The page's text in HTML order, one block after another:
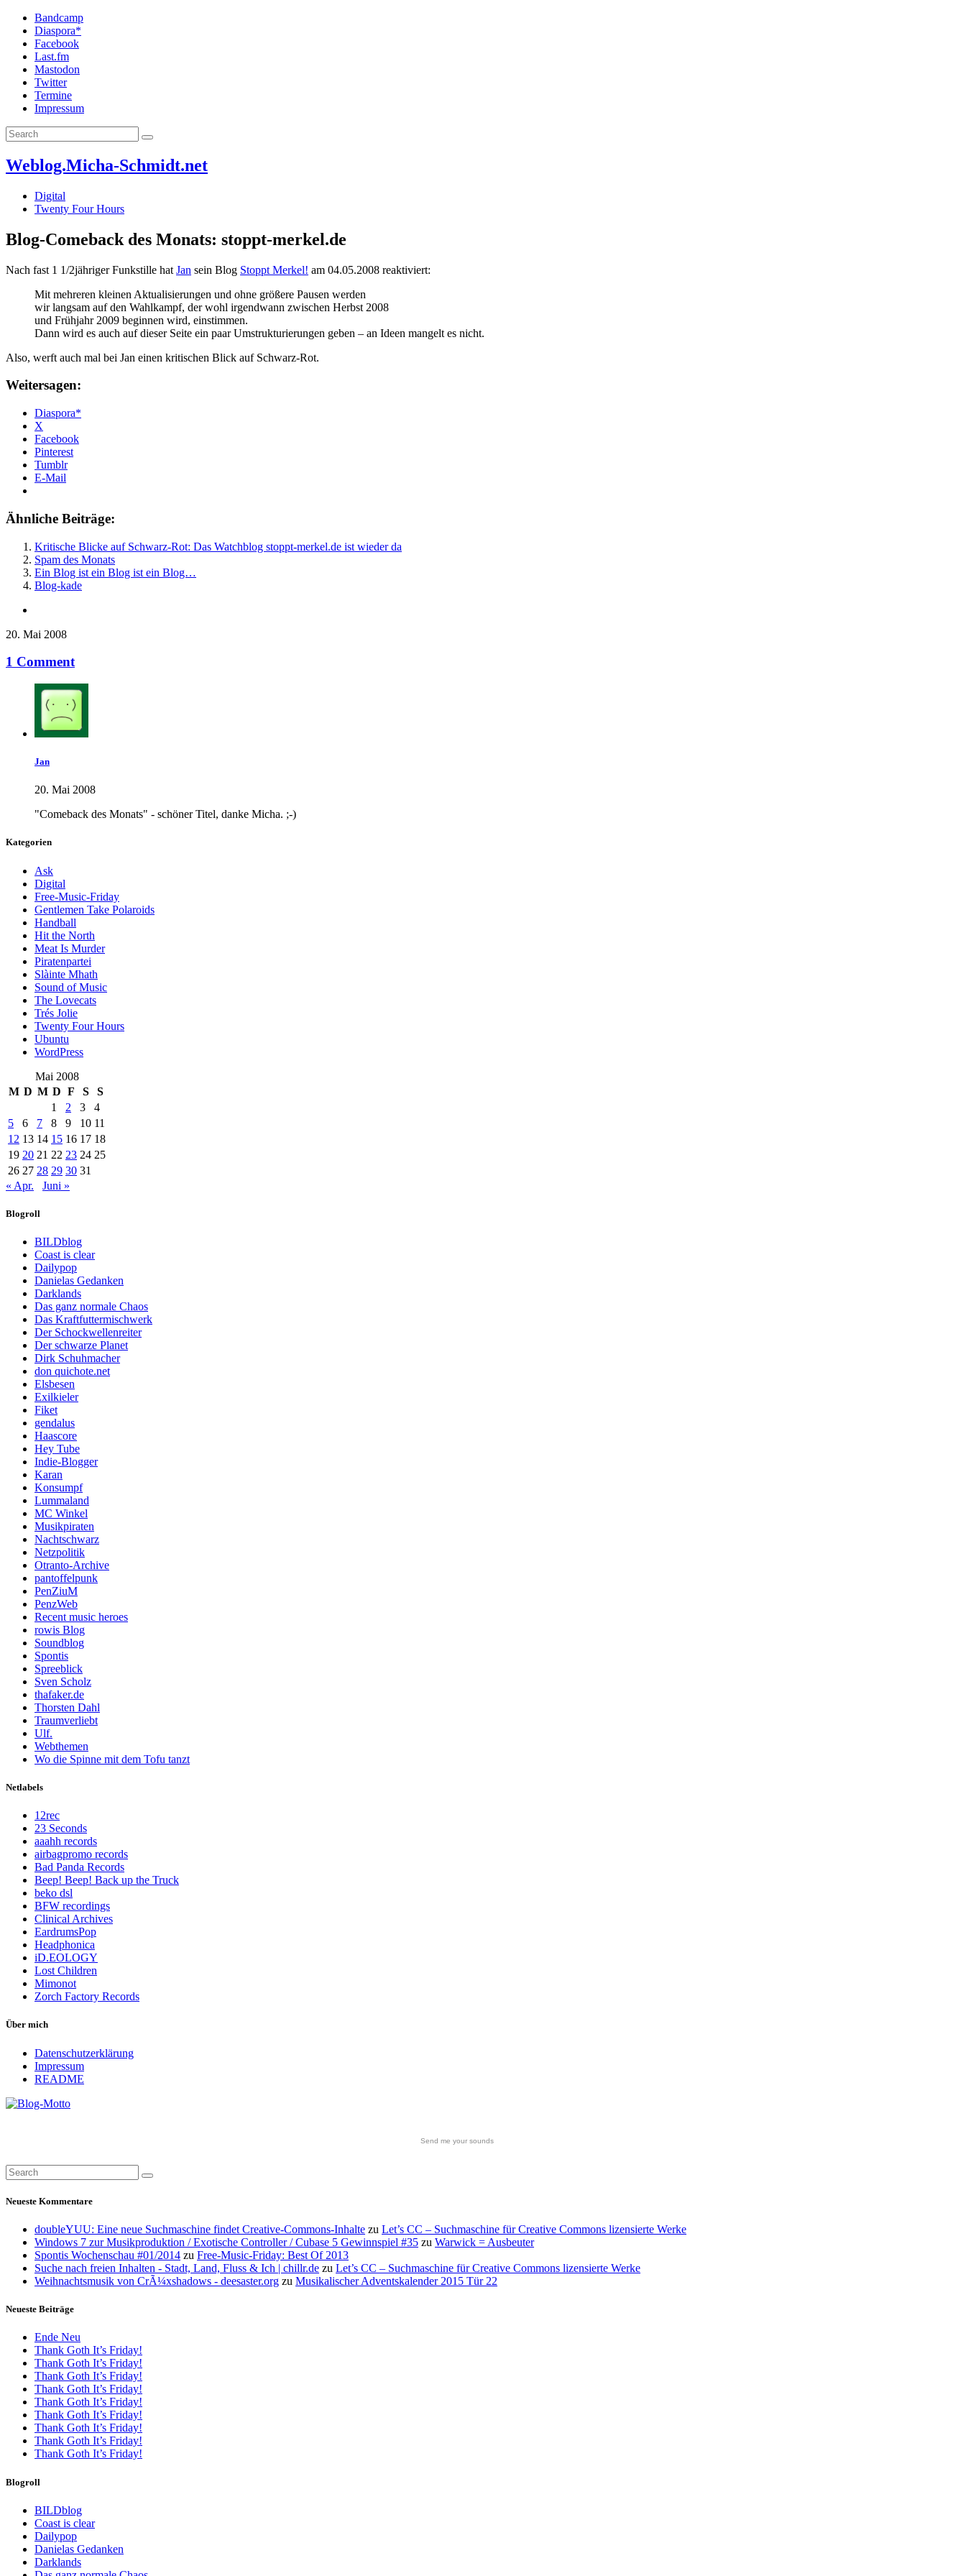
Bandcamp
Diaspora*
Facebook
Last.fm
Mastodon
Twitter
Termine
Impressum
Weblog.Micha-Schmidt.net
Digital
Twenty Four Hours
Blog-Comeback des Monats: stoppt-merkel.de
Nach fast 1 1/2jähriger Funkstille hat Jan sein Blog Stoppt Merkel! am 04.05.2008 reaktiviert:
Mit mehreren kleinen Aktualisierungen und ohne größere Pausen werden
wir langsam auf den Wahlkampf, der wohl irgendwann zwischen Herbst 2008
und Frühjahr 2009 beginnen wird, einstimmen.
Dann wird es auch auf dieser Seite ein paar Umstrukturierungen geben – an Ideen mangelt es nicht.
Also, werft auch mal bei Jan einen kritischen Blick auf Schwarz-Rot.
Weitersagen:
Diaspora*
X
Facebook
Pinterest
Tumblr
E-Mail
Ähnliche Beiträge:
Kritische Blicke auf Schwarz-Rot: Das Watchblog stoppt-merkel.de ist wieder da
Spam des Monats
Ein Blog ist ein Blog ist ein Blog…
Blog-kade
20. Mai 2008
1 Comment
Jan
20. Mai 2008
"Comeback des Monats" - schöner Titel, danke Micha. ;-)
Kategorien
Ask
Digital
Free-Music-Friday
Gentlemen Take Polaroids
Handball
Hit the North
Meat Is Murder
Piratenpartei
Slàinte Mhath
Sound of Music
The Lovecats
Trés Jolie
Twenty Four Hours
Ubuntu
WordPress
Mai 2008
M D M D F S
S
1
2 3
4
5
6 7 8 9 10 11
12 13 14 15 16 17 18
19 20 21 22 23 24 25
26 27 28 29 30 31
« Apr.
Juni »
Blogroll
BILDblog
Coast is clear
Dailypop
Danielas Gedanken
Darklands
Das ganz normale Chaos
Das Kraftfuttermischwerk
Der Schockwellenreiter
Der schwarze Planet
Dirk Schuhmacher
don quichote.net
Elsbesen
Exilkieler
Fiket
gendalus
Haascore
Hey Tube
Indie-Blogger
Karan
Konsumpf
Lummaland
MC Winkel
Musikpiraten
Nachtschwarz
Netzpolitik
Otranto-Archive
pantoffelpunk
PenZiuM
PenzWeb
Recent music heroes
rowis Blog
Soundblog
Spontis
Spreeblick
Sven Scholz
thafaker.de
Thorsten Dahl
Traumverliebt
Ulf.
Webthemen
Wo die Spinne mit dem Tofu tanzt
Netlabels
12rec
23 Seconds
aaahh records
airbagpromo records
Bad Panda Records
Beep! Beep! Back up the Truck
beko dsl
BFW recordings
Clinical Archives
EardrumsPop
Headphonica
iD.EOLOGY
Lost Children
Mimonot
Zorch Factory Records
Über mich
Datenschutzerklärung
Impressum
README
Send me your sounds
Neueste Kommentare
doubleYUU: Eine neue Suchmaschine findet Creative-Commons-Inhalte zu Let’s CC – Suchmaschine für Creative Commons lizensierte Werke
Windows 7 zur Musikproduktion / Exotische Controller / Cubase 5 Gewinnspiel #35 zu Warwick = Ausbeuter
Spontis Wochenschau #01/2014 zu Free-Music-Friday: Best Of 2013
Suche nach freien Inhalten - Stadt, Land, Fluss & Ich | chillr.de zu Let’s CC – Suchmaschine für Creative Commons lizensierte Werke
Weihnachtsmusik von CrÃ¼xshadows - deesaster.org zu Musikalischer Adventskalender 2015 Tür 22
Neueste Beiträge
Ende Neu
Thank Goth It’s Friday!
Thank Goth It’s Friday!
Thank Goth It’s Friday!
Thank Goth It’s Friday!
Thank Goth It’s Friday!
Thank Goth It’s Friday!
Thank Goth It’s Friday!
Thank Goth It’s Friday!
Thank Goth It’s Friday!
Blogroll
BILDblog
Coast is clear
Dailypop
Danielas Gedanken
Darklands